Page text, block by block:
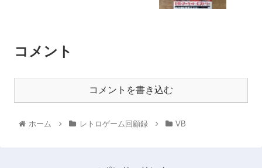
コメント
コメントを書き込む
ホーム レトロゲーム回顧録 VB